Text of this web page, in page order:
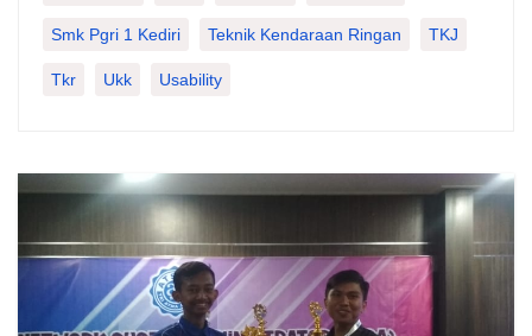
Smk Pgri 1 Kediri Teknik Kendaraan Ringan TKJ
Tkr Ukk Usability